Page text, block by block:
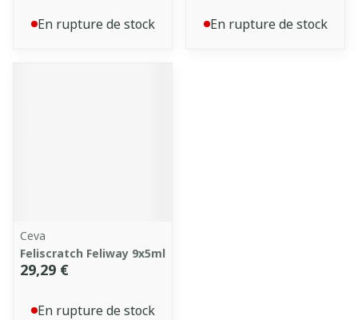
En rupture de stock En rupture de stock
Ceva
Feliscratch Feliway 9x5ml
29,29 €
En rupture de stock